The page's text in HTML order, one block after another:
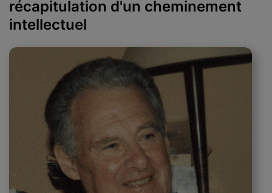
récapitulation d'un cheminement
intellectuel